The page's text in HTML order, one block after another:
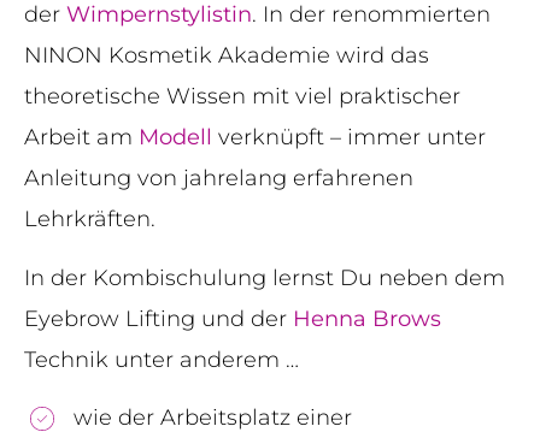
der Wimpernstylistin. In der renommierten
NINON Kosmetik Akademie wird das
theoretische Wissen mit viel praktischer
Arbeit am Modell verknüpft – immer unter
Anleitung von jahrelang erfahrenen
Lehrkräften.
In der Kombischulung lernst Du neben dem
Eyebrow Lifting und der Henna Brows
Technik unter anderem …
wie der Arbeitsplatz einer